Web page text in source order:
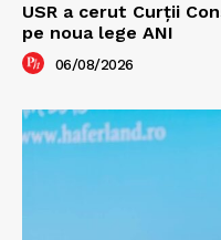
USR a cerut Curții
pe noua lege ANI
06/08/2026